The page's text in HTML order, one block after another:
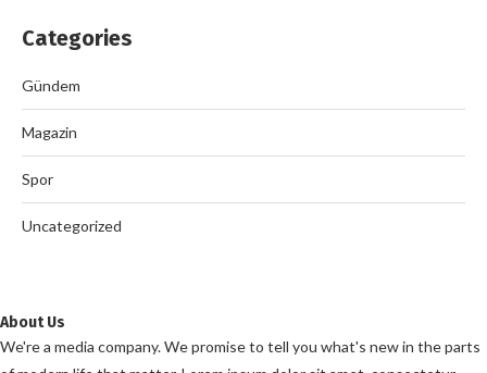
Categories
Gündem
Magazin
Spor
Uncategorized
About Us
We're a media company. We promise to tell you what's new in the parts